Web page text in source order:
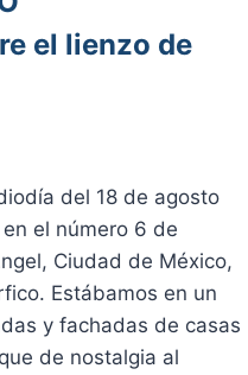
el lienzo de
del 18 de agosto
el número 6 de
Ciudad de México,
Estábamos en un
y fachadas de casas
de nostalgia al